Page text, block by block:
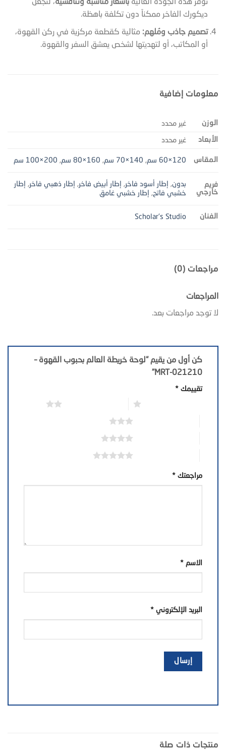
نوفر هذه الجودة العالية بأسعار مناسبة وتنافسية، لنجعل
ديكورك الفاخر ممكناً دون تكلفة باهظة.
تصميم جاذب ومُلهم: مثالية كقطعة مركزية في ركن القهوة،
أو المكاتب، أو لتهديتها لشخص يعشق السفر والقهوة.
معلومات إضافية
الوزن غير محدد
الأبعاد غير محدد
المقاس 120×60 سم , 140×70 سم , 160×80 سم , 200×100 سم
فريم
خارجي
بدون, إطار أسود فاخر, إطار أبيض فاخر, إطار ذهبي فاخر,
إطار
خشبي فاتح, إطار خشبي غامق
الفنان Scholar's Studio
مراجعات (0)
المراجعات
لا توجد مراجعات بعد.
كن أول من يقيم “لوحة خريطة العالم بحبوب القهوة –
MRT-021210”
تقييمك *
مراجعتك *
الاسم *
البريد الإلكتروني *
منتجات ذات صلة